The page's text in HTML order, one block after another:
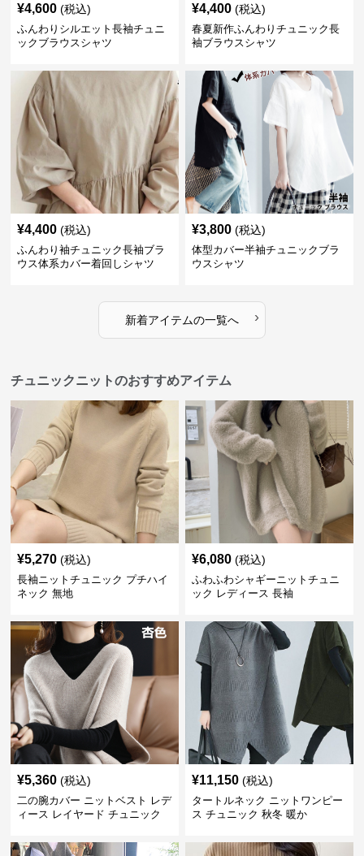
¥4,600 (税込)
ふんわりシルエット長袖チュニ
ックブラウスシャツ
¥4,400 (税込)
春夏新作ふんわりチュニック長
袖ブラウスシャツ
¥4,400 (税込)
ふんわり袖チュニック長袖ブラ
ウス体系カバー着回しシャツ
¥3,800 (税込)
体型カバー半袖チュニックブラ
ウスシャツ
新着アイテムの一覧へ ›
チュニックニットのおすすめアイテム
¥5,270 (税込)
長袖ニットチュニック プチハイ
ネック 無地
¥6,080 (税込)
ふわふわシャギーニットチュニ
ック レディース 長袖
¥5,360 (税込)
二の腕カバー ニットベスト レデ
ィース レイヤード チュニック
¥11,150 (税込)
タートルネック ニットワンピー
ス チュニック 秋冬 暖か